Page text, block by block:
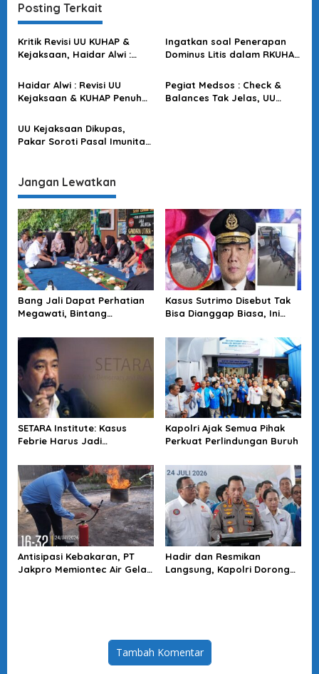
s
i
p
o
s
Posting Terkait
Kritik Revisi UU KUHAP &
Kejaksaan, Haidar Alwi :
Timbulkan Kekacauan
Penegakan Hukum
Ingatkan soal Penerapan
Dominus Litis dalam RKUHAP
Hati-hati! Potensi Kuat
Penyalahgunaan Wewenang
Haidar Alwi : Revisi UU
Kejaksaan & KUHAP Penuh
Mengulang Tragedi 2019
Pegiat Medsos : Check &
Balances Tak Jelas, UU
UU Kejaksaan Dikupas,
Pakar Soroti Pasal Imunitas
Jangan Lewatkan
Bang Jali Dapat Perhatian
Megawati, Bintang
Pojok Baca
Kasus Sutrimo Disebut Tak
Bisa Dianggap Biasa, Ini
Tuntas
SETARA Institute: Kasus
Febrie Harus Jadi
Akuntabilitas Penegakan
Hukum
Kapolri Ajak Semua Pihak
Perkuat Perlindungan Buruh
Antisipasi Kebakaran, PT
Jakpro Memiontec Air Gelar
Hadir dan Resmikan
Langsung, Kapolri Dorong
Tambah Komentar